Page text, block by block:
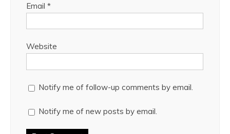
Email *
Website
Notify me of follow-up comments by email.
Notify me of new posts by email.